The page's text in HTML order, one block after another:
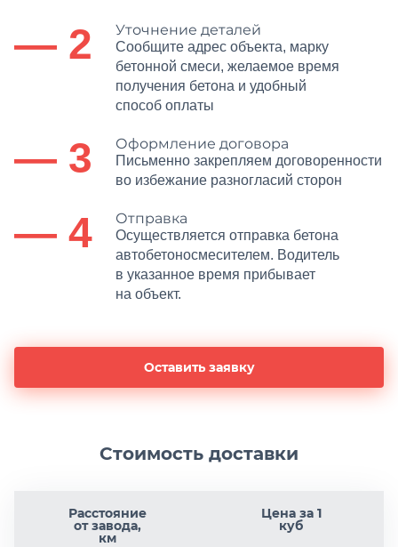
— 2 Уточнение деталей
Сообщите адрес объекта, марку
бетонной смеси, желаемое время
получения бетона и удобный
способ оплаты
— 3 Оформление договора
Письменно закрепляем договоренности
во избежание разногласий сторон
— 4 Отправка
Осуществляется отправка бетона
автобетоносмесителем. Водитель
в указанное время прибывает
на объект.
Оставить заявку
Стоимость доставки
Расстояние
от завода,
км
Цена за 1
куб